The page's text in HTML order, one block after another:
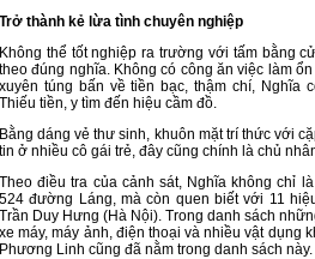
Trở thành kẻ lừa tình chuyên nghiệp
Không thể tốt nghiệp ra trường với tấm bằng
theo đúng nghĩa. Không có công ăn việc làm
xuyên túng bấn về tiền bạc, thậm chí, Nghĩa
Thiếu tiền, y tìm đến hiệu cầm đồ.
Bằng dáng vẻ thư sinh, khuôn mặt trí thức với
tin ở nhiều cô gái trẻ, đây cũng chính là chủ
Theo điều tra của cảnh sát, Nghĩa không chỉ
524 đường Láng, mà còn quen biết với 11
Trần Duy Hưng (Hà Nội). Trong danh sách
xe máy, máy ảnh, điện thoại và nhiều vật dụng
Phương Linh cũng đã nằm trong danh sách này.